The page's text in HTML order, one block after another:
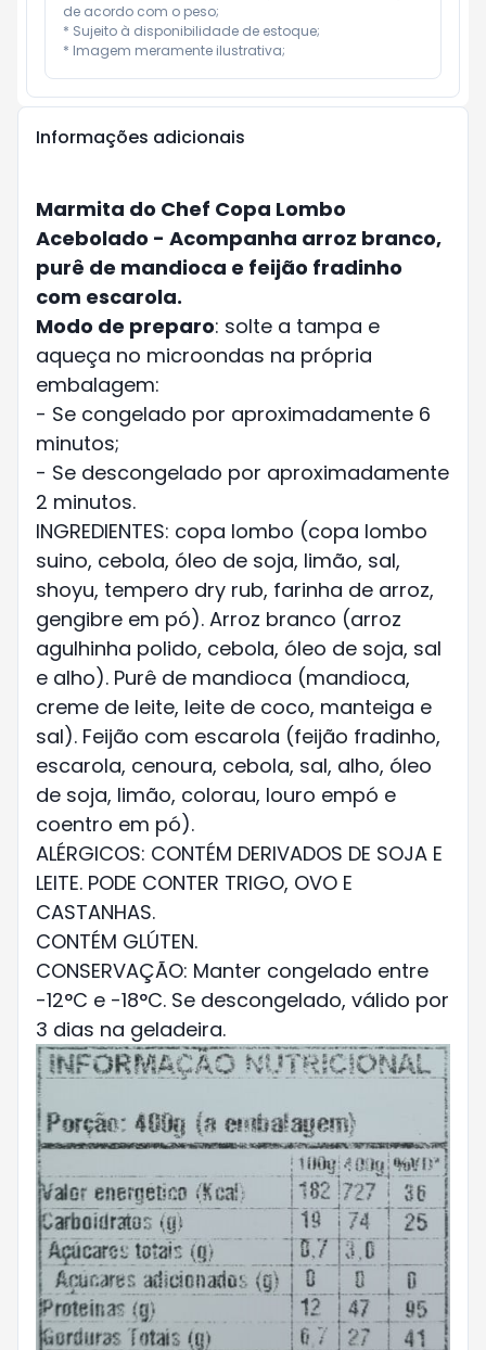
de acordo com o peso;
* Sujeito à disponibilidade de estoque;
* Imagem meramente ilustrativa;
Informações adicionais
Marmita do Chef Copa Lombo
Acebolado - Acompanha arroz branco,
purê de mandioca e feijão fradinho
com escarola.
Modo de preparo: solte a tampa e
aqueça no microondas na própria
embalagem:
- Se congelado por aproximadamente 6
minutos;
- Se descongelado por aproximadamente
2 minutos.
INGREDIENTES: copa lombo (copa lombo
suino, cebola, óleo de soja, limão, sal,
shoyu, tempero dry rub, farinha de arroz,
gengibre em pó). Arroz branco (arroz
agulhinha polido, cebola, óleo de soja, sal
e alho). Purê de mandioca (mandioca,
creme de leite, leite de coco, manteiga e
sal). Feijão com escarola (feijão fradinho,
escarola, cenoura, cebola, sal, alho, óleo
de soja, limão, colorau, louro empó e
coentro em pó).
ALÉRGICOS: CONTÉM DERIVADOS DE SOJA E
LEITE. PODE CONTER TRIGO, OVO E
CASTANHAS.
CONTÉM GLÚTEN.
CONSERVAÇÃO: Manter congelado entre
-12°C e -18°C. Se descongelado, válido por
3 dias na geladeira.